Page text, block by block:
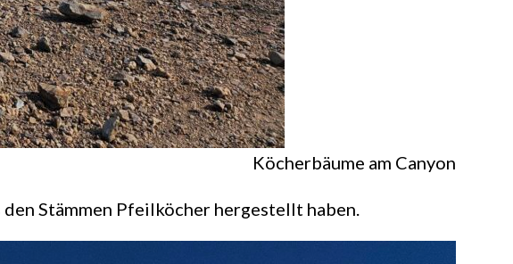
Köcherbäume am Canyon
Stämmen Pfeilköcher hergestellt haben.